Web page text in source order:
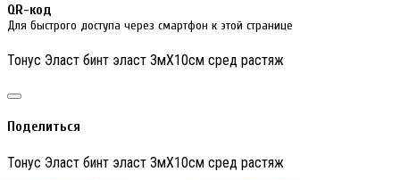
QR-код
Для быстрого доступа через смартфон к этой странице
Тонус Эласт бинт эласт 3мX10см сред растяж
Поделиться
Тонус Эласт бинт эласт 3мX10см сред растяж